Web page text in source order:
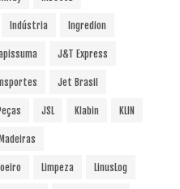
Indústria Ingredion
J&T Express
Jet Brasil
JSL Klabin KLIN
Limpeza LinusLog